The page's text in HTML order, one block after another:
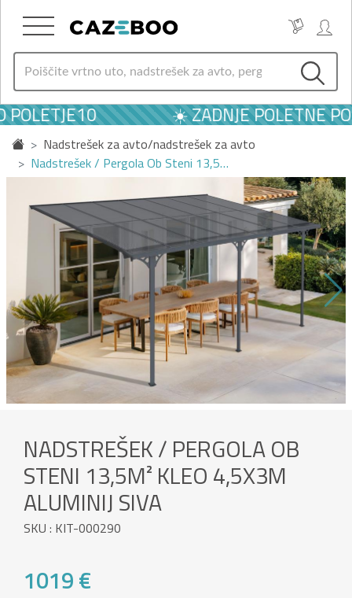
☀️ ZADNJE POLETNE
Nadstrešek za avto/nadstrešek za avto
Nadstrešek / Pergola Ob Steni 13,5…
NADSTREŠEK / PERGOLA OB
STENI 13,5M² KLEO 4,5X3M
ALUMINIJ SIVA
SKU : KIT-000290
1019 €